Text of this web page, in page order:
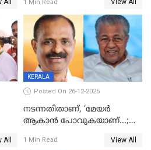
All മരിച്ചനിലയിൽ
1 Min Read View All
All
KERALA
Posted On 26-12-2025
നടന്നതിതാണ്, ‘മേയർ
ആകാൻ പോവുകയാണ്...;
മുഖ്യമന്ത്രിയുടെ ഓഫീസ്
1 Min Read View All